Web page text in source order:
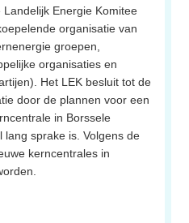
Landelijk Energie Komitee
organisatie van
groepen,
organisaties en
Het LEK besluit tot de
door de plannen voor een
in Borssele
lang sprake is. Volgens de
kerncentrales in